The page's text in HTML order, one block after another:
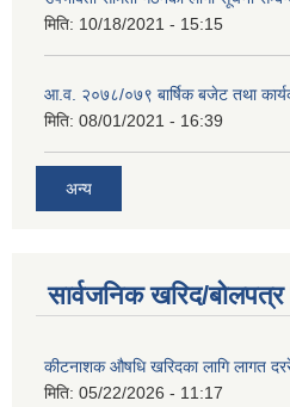
मिति: 10/18/2021 - 15:15
आ.व. २०७८/०७९ बार्षिक बजेट तथा
मिति: 08/01/2021 - 16:39
अन्य
सार्वजनिक खरिद/
कीटनाशक औषधि खरिदका लागि लागत
मिति: 05/22/2026 - 11:17